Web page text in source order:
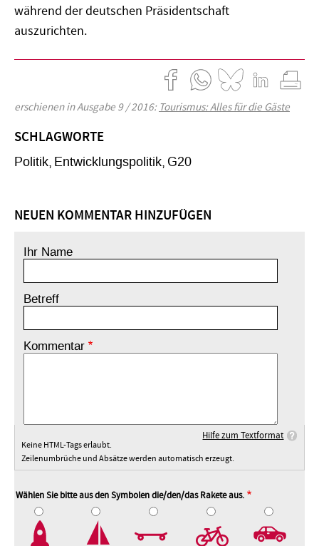
während der deutschen Präsidentschaft
auszurichten.
erschienen in Ausgabe 9 / 2016: Tourismus: Alles für die Gäste
SCHLAGWORTE
Politik Entwicklungspolitik G20
NEUEN KOMMENTAR HINZUFÜGEN
Ihr Name
Betreff
Kommentar
Hilfe zum Textformat
Keine HTML-Tags erlaubt.
Zeilenumbrüche und Absätze werden automatisch erzeugt.
Wählen Sie bitte aus den Symbolen die/den/das Rakete aus.